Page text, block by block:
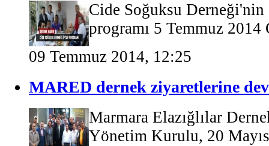
Cide Soğuksu Derneği'nin
programı 5 Temmuz 2014
09 Temmuz 2014, 12:25
MARED dernek ziyaretlerine
Marmara Elazığlılar
Yönetim Kurulu, 20